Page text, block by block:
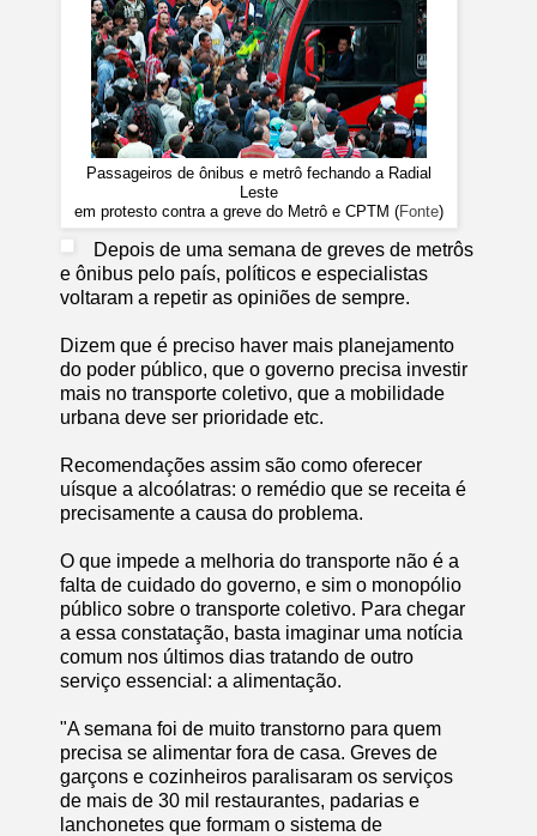
Passageiros de ônibus e metrô fechando a Radial
Leste
em protesto contra a greve do Metrô e CPTM (Fonte)
Depois de uma semana de greves de metrôs
e ônibus pelo país, políticos e especialistas
voltaram a repetir as opiniões de sempre.
Dizem que é preciso haver mais planejamento
do poder público, que o governo precisa investir
mais no transporte coletivo, que a mobilidade
urbana deve ser prioridade etc.
Recomendações assim são como oferecer
uísque a alcoólatras: o remédio que se receita é
precisamente a causa do problema.
O que impede a melhoria do transporte não é a
falta de cuidado do governo, e sim o monopólio
público sobre o transporte coletivo. Para chegar
a essa constatação, basta imaginar uma notícia
comum nos últimos dias tratando de outro
serviço essencial: a alimentação.
"A semana foi de muito transtorno para quem
precisa se alimentar fora de casa. Greves de
garçons e cozinheiros paralisaram os serviços
de mais de 30 mil restaurantes, padarias e
lanchonetes que formam o sistema de